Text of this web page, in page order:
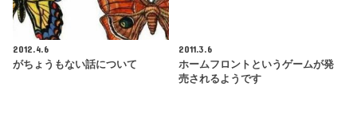
2012.4.6
がちょうもない話について
2011.3.6
ホームフロントというゲームが発
売されるようです